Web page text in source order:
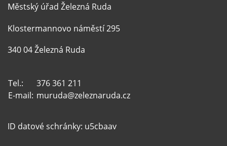
Městský úřad Železná Ruda
Klostermannovo náměstí 295
340 04 Železná Ruda
Tel.:
376 361 211
E-mail: muruda@zeleznaruda.cz
ID datové schránky: u5cbaav